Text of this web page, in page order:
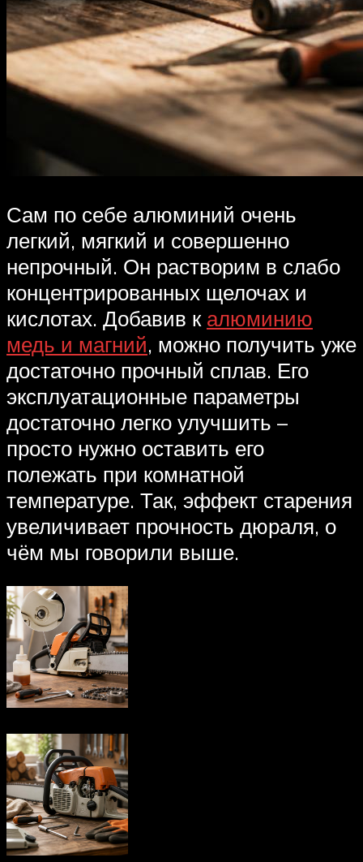
Сам по себе алюминий очень
легкий, мягкий и совершенно
непрочный. Он растворим в слабо
концентрированных щелочах и
кислотах. Добавив к алюминию
медь и магний, можно получить уже
достаточно прочный сплав. Его
эксплуатационные параметры
достаточно легко улучшить –
просто нужно оставить его
полежать при комнатной
температуре. Так, эффект старения
увеличивает прочность дюраля, о
чём мы говорили выше.